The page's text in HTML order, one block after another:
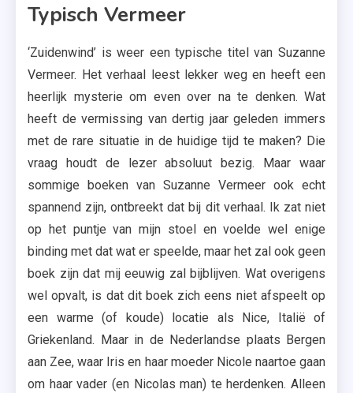
Typisch Vermeer
‘Zuidenwind’ is weer een typische titel van Suzanne
Vermeer. Het verhaal leest lekker weg en heeft een
heerlijk mysterie om even over na te denken. Wat
heeft de vermissing van dertig jaar geleden immers
met de rare situatie in de huidige tijd te maken? Die
vraag houdt de lezer absoluut bezig. Maar waar
sommige boeken van Suzanne Vermeer ook echt
spannend zijn, ontbreekt dat bij dit verhaal. Ik zat niet
op het puntje van mijn stoel en voelde wel enige
binding met dat wat er speelde, maar het zal ook geen
boek zijn dat mij eeuwig zal bijblijven. Wat overigens
wel opvalt, is dat dit boek zich eens niet afspeelt op
een warme (of koude) locatie als Nice, Italië of
Griekenland. Maar in de Nederlandse plaats Bergen
aan Zee, waar Iris en haar moeder Nicole naartoe gaan
om haar vader (en Nicolas man) te herdenken. Alleen